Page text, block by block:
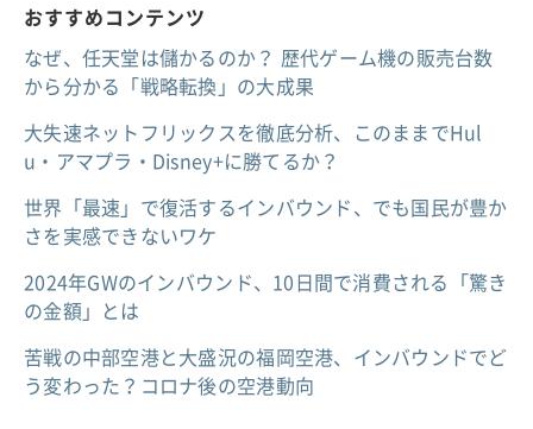
おすすめコンテンツ
なぜ、任天堂は儲かるのか？ 歴代ゲーム機の販売台数
から分かる「戦略転換」の大成果
大失速ネットフリックスを徹底分析、このままでHul
u・アマプラ・Disney+に勝てるか？
世界「最速」で復活するインバウンド、でも国民が豊か
さを実感できないワケ
2024年GWのインバウンド、10日間で消費される「驚き
の金額」とは
苦戦の中部空港と大盛況の福岡空港、インバウンドでど
う変わった？コロナ後の空港動向